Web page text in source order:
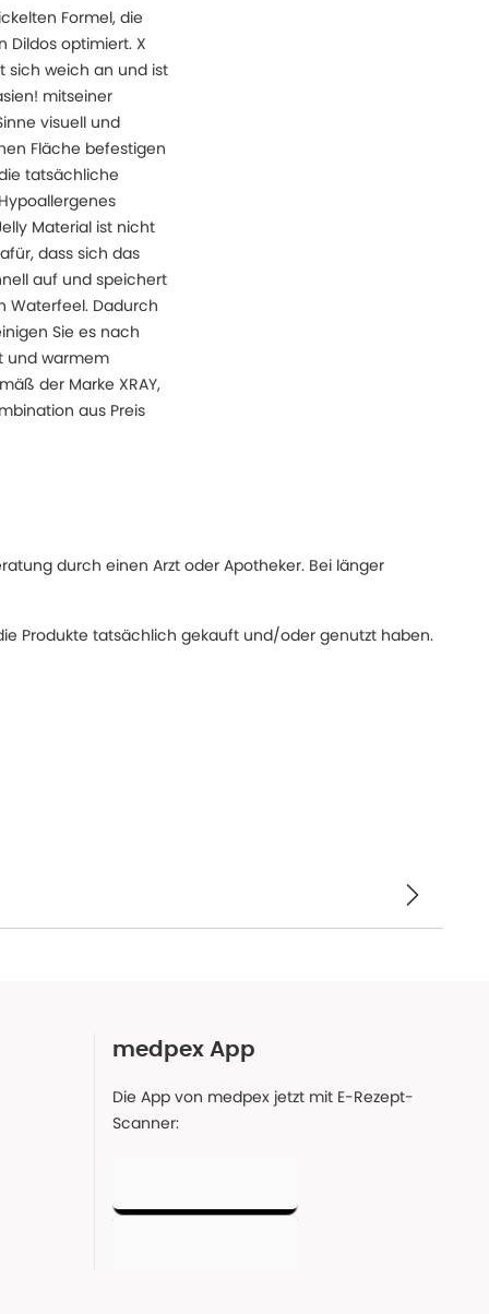
Formel, die
Dildos optimiert. X
sich weich an und ist
mitseiner
visuell und
Fläche befestigen
tatsächliche
Material ist nicht
dass sich das
auf und speichert
Waterfeel. Dadurch
Sie es nach
und warmem
der Marke XRAY,
aus Preis
durch einen Arzt oder Apotheker. Bei länger
Produkte tatsächlich gekauft und/oder genutzt haben.
medpex App
Die App von medpex jetzt mit E-Rezept-
Scanner: